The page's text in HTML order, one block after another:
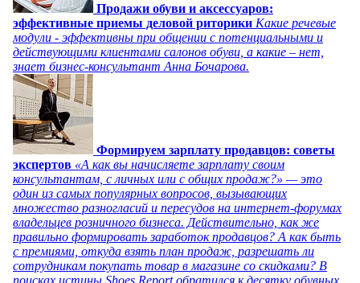
Продажи обуви и аксессуаров:
эффективные приемы деловой риторики Какие речевые
модули - эффективны при общении с потенциальными и
действующими клиентами салонов обуви, а какие – нет,
знает бизнес-консультант Анна Бочарова.
Формируем зарплату продавцов: советы
экспертов «А как вы начисляете зарплату своим
консультантам, с личных или с общих продаж?» — это
один из самых популярных вопросов, вызывающих
множество разногласий и пересудов на интернет-форумах
владельцев розничного бизнеса. Действительно, как же
правильно формировать заработок продавцов? А как быть
с премиями, откуда взять план продаж, разрешать ли
сотрудникам покупать товар в магазине со скидками? В
поисках истины Shoes Report обратился к десятку обувных